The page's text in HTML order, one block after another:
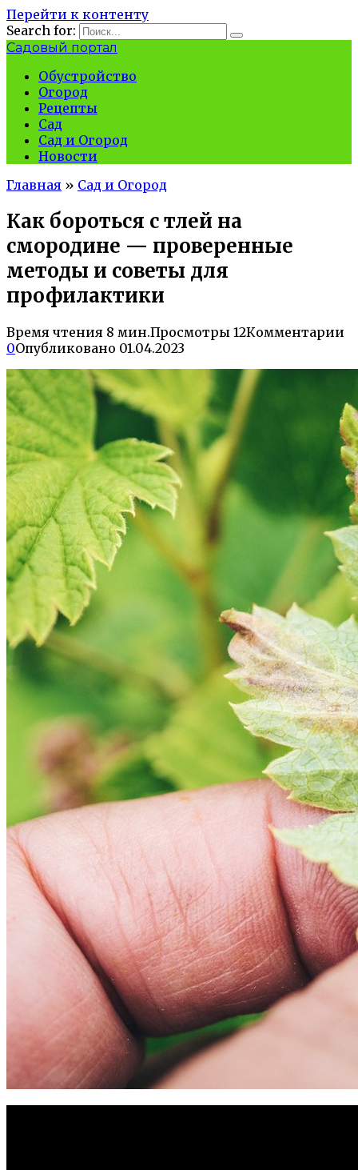
Перейти к контенту
Search for:
Садовый портал
Обустройство
Огород
Рецепты
Сад
Сад и Огород
Новости
Главная » Сад и Огород
Как бороться с тлей на
смородине — проверенные
методы и советы для
профилактики
Время чтения 8 мин.Просмотры 12Комментарии
0Опубликовано 01.04.2023